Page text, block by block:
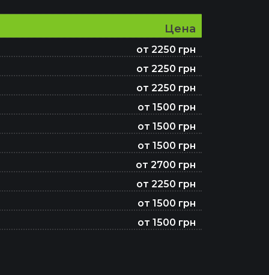
Цена
от 2250 грн
от 2250 грн
от 2250 грн
от 1500 грн
от 1500 грн
от 1500 грн
от 2700 грн
от 2250 грн
от 1500 грн
от 1500 грн